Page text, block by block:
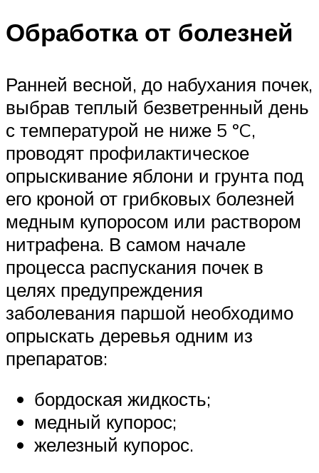
Обработка от болезней
Ранней весной, до набухания почек,
выбрав теплый безветренный день
с температурой не ниже 5 ºC,
проводят профилактическое
опрыскивание яблони и грунта под
его кроной от грибковых болезней
медным купоросом или раствором
нитрафена. В самом начале
процесса распускания почек в
целях предупреждения
заболевания паршой необходимо
опрыскать деревья одним из
препаратов:
бордоская жидкость;
медный купорос;
железный купорос.